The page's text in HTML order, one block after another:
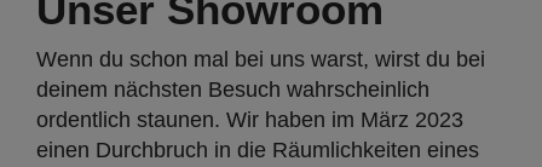
Wenn du schon mal bei uns warst, wirst du bei
deinem nächsten Besuch wahrscheinlich
ordentlich staunen. Wir haben im März 2023
einen Durchbruch in die Räumlichkeiten eines